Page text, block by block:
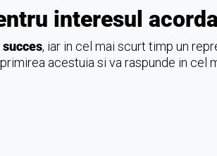
interesul
, iar in cel mai scurt timp un
primirea acestuia si va raspunde in cel